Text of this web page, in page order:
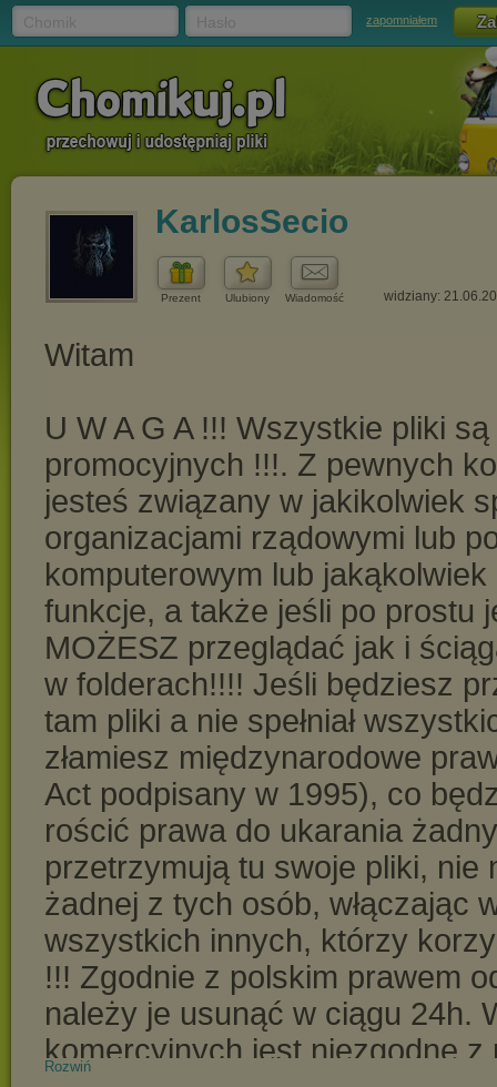
zapomniałem
KarlosSecio
Prezent Ulubiony Wiadomość widziany:
Rozwiń